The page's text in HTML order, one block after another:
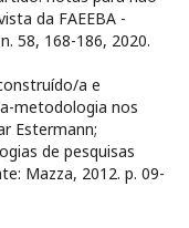
da FAEEBA -
58, 168-186, 2020.
a e
metodologia nos
Estermann;
de pesquisas
Mazza, 2012. p. 09-